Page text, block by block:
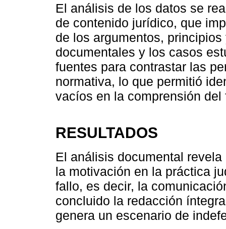
El análisis de los datos se
de contenido jurídico, que
de los argumentos,
documentales y los casos
fuentes para contrastar las
normativa, lo que permitió
vacíos en la comprensión del
RESULTADOS
El análisis documental
la motivación en la práctica
fallo, es decir, la
concluido la redacción
genera un escenario de